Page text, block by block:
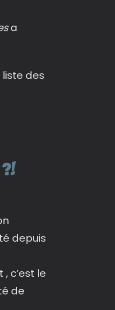
a
des
depuis
c’est le
de